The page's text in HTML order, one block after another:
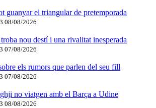
guanyar el triangular de pretemporada
08/08/2026
nou destí i una rivalitat inesperada
07/08/2026
els rumors que parlen del seu fill
07/08/2026
no viatgen amb el Barça a Udine
08/08/2026